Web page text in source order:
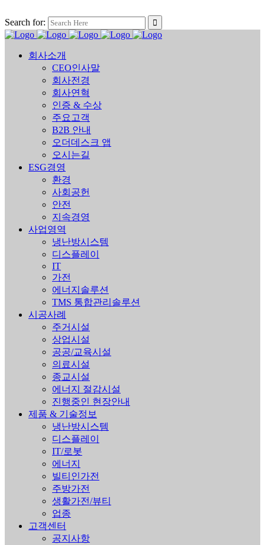
Search for:
회사소개
CEO인사말
회사전경
회사연혁
인증 & 수상
주요고객
B2B 안내
오더데스크 앱
오시는길
ESG경영
환경
사회공헌
안전
지속경영
사업영역
냉난방시스템
디스플레이
IT
가전
에너지솔루션
TMS 통합관리솔루션
시공사례
주거시설
상업시설
공공/교육시설
의료시설
종교시설
에너지 절감시설
진행중인 현장안내
제품 & 기술정보
냉난방시스템
디스플레이
IT/로봇
에너지
빌티인가전
주방가전
생활가전/뷰티
업종
고객센터
공지사항